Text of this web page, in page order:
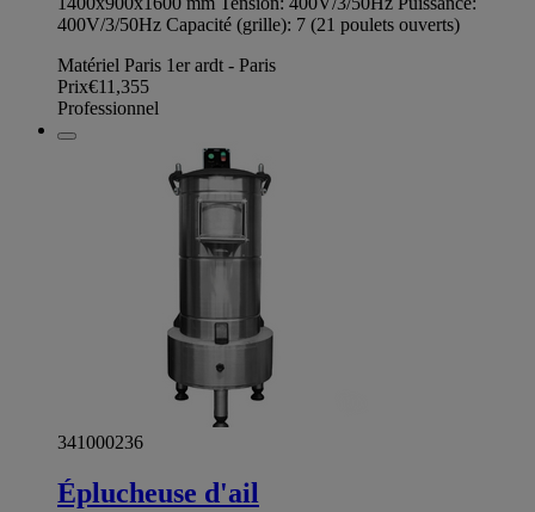
400V/3/50Hz Capacité (grille): 7 (21 poulets ouverts)
Matériel Paris 1er ardt - Paris
Prix€11,355
Professionnel
341000236
Éplucheuse d'ail